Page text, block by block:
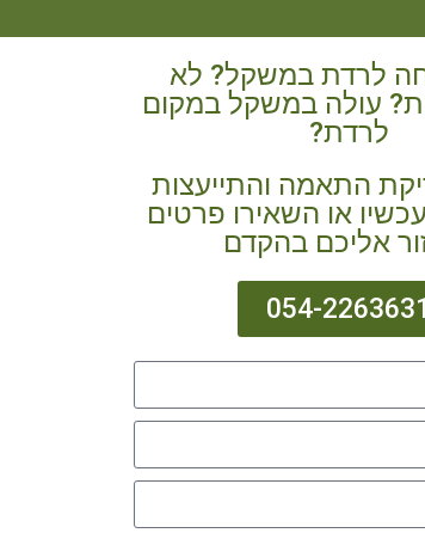
לרדת במשקל? לא
עולה במשקל במקום
לרדת?
התאמה והתייעצות
עכשיו או השאירו פרטים
אליכם בהקדם
054-2263631